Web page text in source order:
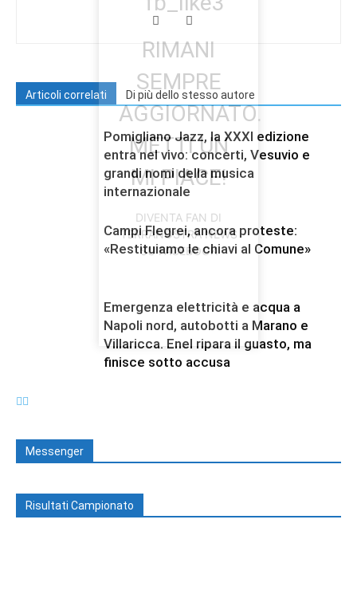
Articoli correlati Di più dello stesso autore
Pomigliano Jazz, la XXXI edizione
entra nel vivo: concerti, Vesuvio e
grandi nomi della musica
internazionale
Campi Flegrei, ancora proteste:
«Restituiamo le chiavi al Comune»
Emergenza elettricità e acqua a
Napoli nord, autobotti a Marano e
Villaricca. Enel ripara il guasto, ma
finisce sotto accusa
Messenger
Risultati Campionato
RIMANI
SEMPRE
AGGIORNATO.
METTI UN
MI PIACE!
DIVENTA FAN DI
TERRANOSTRA NEWS
SU FACEBOOK